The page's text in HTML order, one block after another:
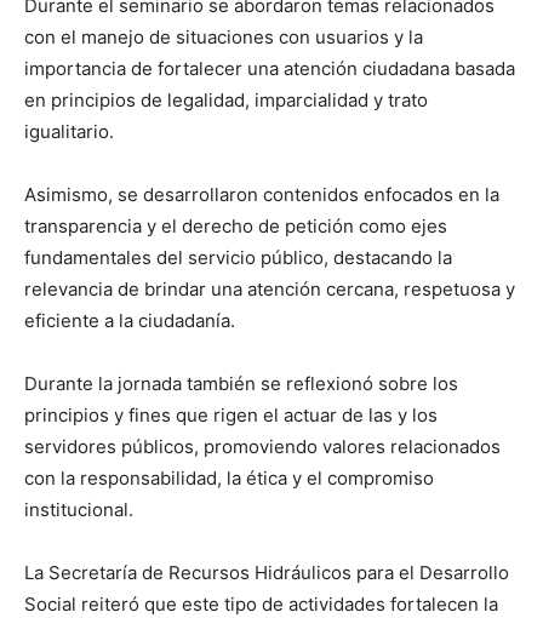
Durante el seminario se abordaron temas relacionados
con el manejo de situaciones con usuarios y la
importancia de fortalecer una atención ciudadana basada
en principios de legalidad, imparcialidad y trato
igualitario.
Asimismo, se desarrollaron contenidos enfocados en la
transparencia y el derecho de petición como ejes
fundamentales del servicio público, destacando la
relevancia de brindar una atención cercana, respetuosa y
eficiente a la ciudadanía.
Durante la jornada también se reflexionó sobre los
principios y fines que rigen el actuar de las y los
servidores públicos, promoviendo valores relacionados
con la responsabilidad, la ética y el compromiso
institucional.
La Secretaría de Recursos Hidráulicos para el Desarrollo
Social reiteró que este tipo de actividades fortalecen la